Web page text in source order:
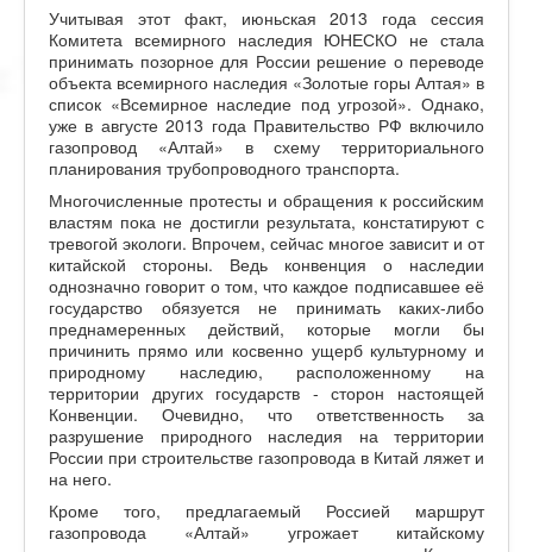
Учитывая этот факт, июньская 2013 года сессия
Комитета всемирного наследия ЮНЕСКО не стала
принимать позорное для России решение о переводе
объекта всемирного наследия «Золотые горы Алтая» в
список «Всемирное наследие под угрозой». Однако,
уже в августе 2013 года Правительство РФ включило
газопровод «Алтай» в схему территориального
планирования трубопроводного транспорта.
Многочисленные протесты и обращения к российским
властям пока не достигли результата, констатируют с
тревогой экологи. Впрочем, сейчас многое зависит и от
китайской стороны. Ведь конвенция о наследии
однозначно говорит о том, что каждое подписавшее её
государство обязуется не принимать каких-либо
преднамеренных действий, которые могли бы
причинить прямо или косвенно ущерб культурному и
природному наследию, расположенному на
территории других государств - сторон настоящей
Конвенции. Очевидно, что ответственность за
разрушение природного наследия на территории
России при строительстве газопровода в Китай ляжет и
на него.
Кроме того, предлагаемый Россией маршрут
газопровода «Алтай» угрожает китайскому